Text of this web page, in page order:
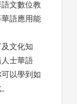
文數位教
語應用能
文化知
士華語
以學到如